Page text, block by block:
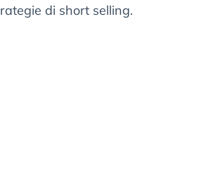
di short selling.